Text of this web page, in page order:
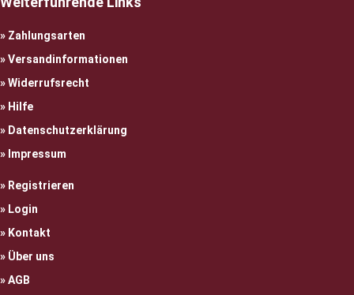
Zahlungsarten
Versandinformationen
Widerrufsrecht
Hilfe
Datenschutzerklärung
Impressum
Registrieren
Login
Kontakt
Über uns
AGB